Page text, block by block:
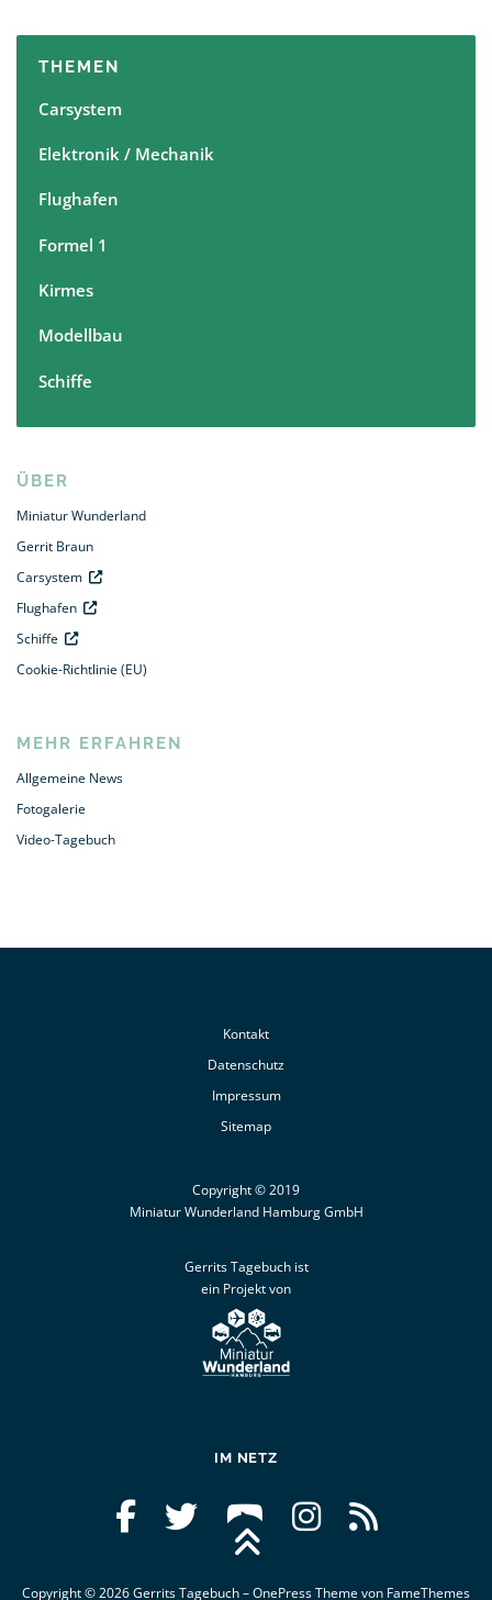
THEMEN
Carsystem
Elektronik / Mechanik
Flughafen
Formel 1
Kirmes
Modellbau
Schiffe
ÜBER
Miniatur Wunderland
Gerrit Braun
Carsystem
Flughafen
Schiffe
Cookie-Richtlinie (EU)
MEHR ERFAHREN
Allgemeine News
Fotogalerie
Video-Tagebuch
Kontakt
Datenschutz
Impressum
Sitemap
Copyright © 2019
Miniatur Wunderland Hamburg GmbH
Gerrits Tagebuch ist
ein Projekt von
IM NETZ
Copyright © 2026 Gerrits Tagebuch–OnePressTheme von FameThemes